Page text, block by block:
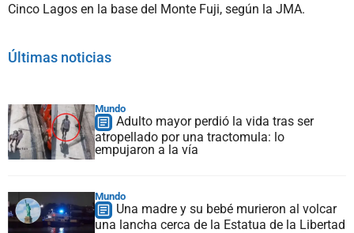
Cinco Lagos en la base del Monte Fuji, según la JMA.
Últimas noticias
Mundo
Adulto mayor perdió la vida tras ser
atropellado por una tractomula: lo
empujaron a la vía
Mundo
Una madre y su bebé murieron al volcar
una lancha cerca de la Estatua de la Libertad